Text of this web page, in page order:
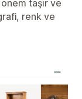
taşır ve
renk ve